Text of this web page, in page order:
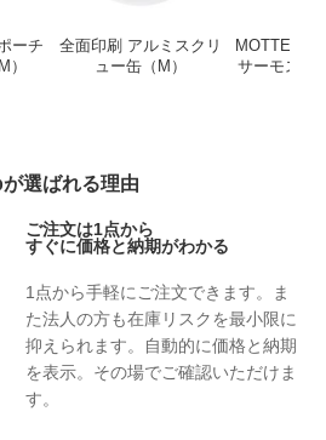
ーチ
）
全面印刷 アルミスクリ
ュー缶（M）
MOTTERU
サーモステ
選ばれる理由
ご注文は1点から
すぐに価格と納期がわかる
1点から手軽にご注文できます。ま
た法人の方も在庫リスクを最小限に
抑えられます。自動的に価格と納期
を表示。その場でご確認いただけま
す。